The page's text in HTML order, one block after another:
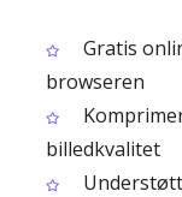
Gratis
browseren
billedkvalitet